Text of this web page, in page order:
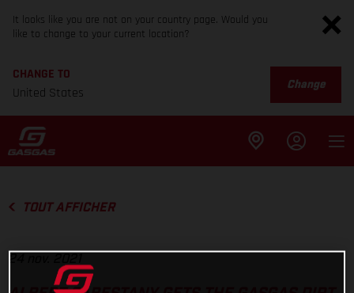
It looks like you are not on your country page. Would you
like to change to your current location?
CHANGE TO
United States
Change
TOUT AFFICHER